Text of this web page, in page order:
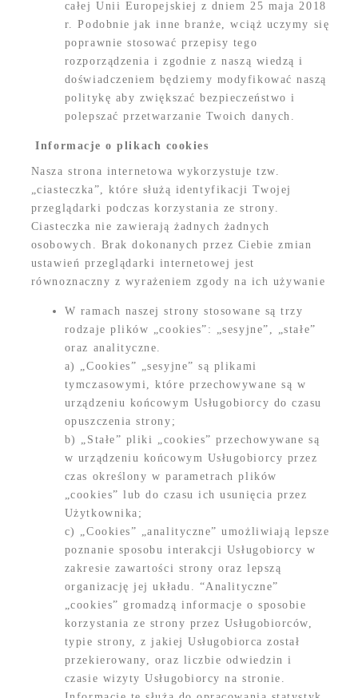
całej Unii Europejskiej z dniem 25 maja 2018
r. Podobnie jak inne branże, wciąż uczymy się
poprawnie stosować przepisy tego
rozporządzenia i zgodnie z naszą wiedzą i
doświadczeniem będziemy modyfikować naszą
politykę aby zwiększać bezpieczeństwo i
polepszać przetwarzanie Twoich danych.
Informacje o plikach cookies
Nasza strona internetowa wykorzystuje tzw.
„ciasteczka”, które służą identyfikacji Twojej
przeglądarki podczas korzystania ze strony.
Ciasteczka nie zawierają żadnych żadnych
osobowych. Brak dokonanych przez Ciebie zmian
ustawień przeglądarki internetowej jest
równoznaczny z wyrażeniem zgody na ich używanie
W ramach naszej strony stosowane są trzy
rodzaje plików „cookies”: „sesyjne”, „stałe”
oraz analityczne.
a) „Cookies” „sesyjne” są plikami
tymczasowymi, które przechowywane są w
urządzeniu końcowym Usługobiorcy do czasu
opuszczenia strony;
b) „Stałe” pliki „cookies” przechowywane są
w urządzeniu końcowym Usługobiorcy przez
czas określony w parametrach plików
„cookies” lub do czasu ich usunięcia przez
Użytkownika;
c) „Cookies” „analityczne” umożliwiają lepsze
poznanie sposobu interakcji Usługobiorcy w
zakresie zawartości strony oraz lepszą
organizację jej układu. “Analityczne”
„cookies” gromadzą informacje o sposobie
korzystania ze strony przez Usługobiorców,
typie strony, z jakiej Usługobiorca został
przekierowany, oraz liczbie odwiedzin i
czasie wizyty Usługobiorcy na stronie.